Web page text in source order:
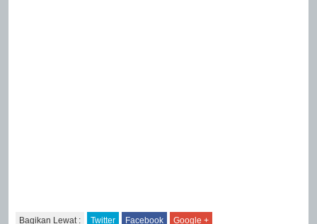
Bagikan Lewat : Twitter Facebook Google +